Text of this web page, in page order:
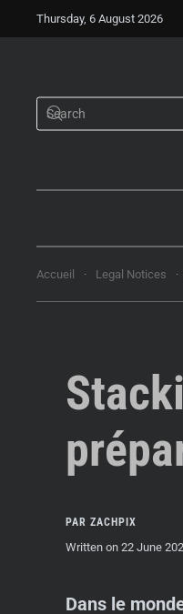
Thursday, 6 August 2026
Accueil Legal Notices
PAR ZACHPIX
Written on 22 June
Dans le